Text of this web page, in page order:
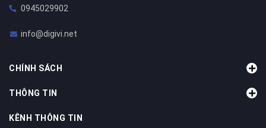
0945029902
info@digivi.net
CHÍNH SÁCH
THÔNG TIN
KÊNH THÔNG TIN